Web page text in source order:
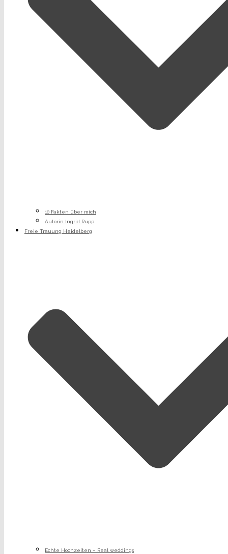
10 Fakten über mich
Autorin Ingrid Rupp
Freie Trauung Heidelberg
Echte Hochzeiten – Real weddings